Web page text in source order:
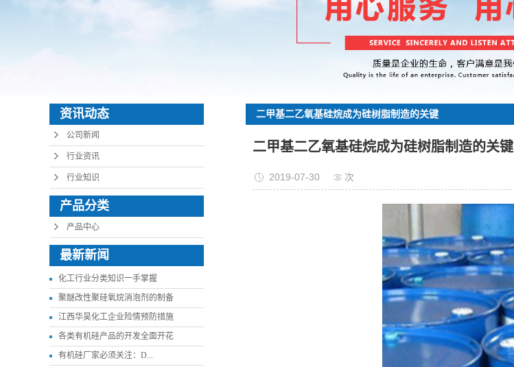
树脂类
活性剂
更多产品
资讯动态
公司新闻
行业资讯
行业知识
产品分类
产品中心
最新新闻
化工行业分类知识一手掌握
聚醚改性聚硅氧烷消泡剂的制备
江西华昊化工企业险情预防措施
各类有机硅产品的开发全面开花
有机硅厂家必须关注：D...
二甲基二乙氧基硅烷成为硅树脂制造的关键
二甲基二乙氧基硅烷成为硅树脂制造的关键
2019-07-30 次